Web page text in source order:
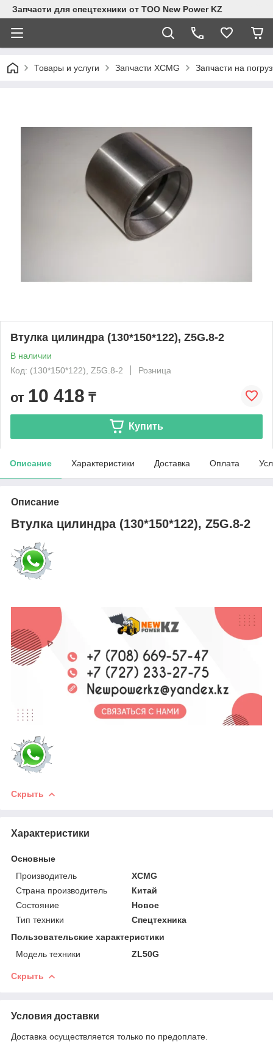
Запчасти для спецтехники от ТОО New Power KZ
Товары и услуги Запчасти XCMG Запчасти на
Втулка цилиндра (130*150*122), Z5G.8-2
В наличии
Код: (130*150*122), Z5G.8-2
Розница
от 10 418 ₸
Купить
Описание Характеристики Доставка Оплата
Описание
Втулка цилиндра (130*150*122), Z5G.8-2
Скрыть
Характеристики
Основные
Производитель
XCMG
Страна производитель
Китай
Состояние
Новое
Тип техники
Спецтехника
Пользовательские характеристики
Модель техники
ZL50G
Скрыть
Условия доставки
Доставка осуществляется только по предоплате.